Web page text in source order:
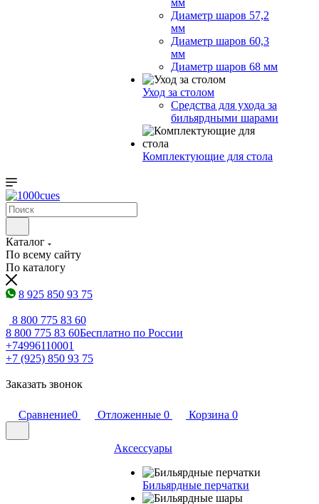
мм
Диаметр шаров 57,2
мм
Диаметр шаров 60,3
мм
Диаметр шаров 68 мм
Уход за столом
Средства для ухода за
бильярдными шарами
Комплектующие для стола
Каталог
По всему сайту
По каталогу
8 925 850 93 75
8 800 775 83 60
8 800 775 83 60Бесплатно по России
+74996110001
+7 (925) 850 93 75
Заказать звонок
Сравнение0 Отложенные 0 Корзина 0
Аксессуары
Бильярдные перчатки